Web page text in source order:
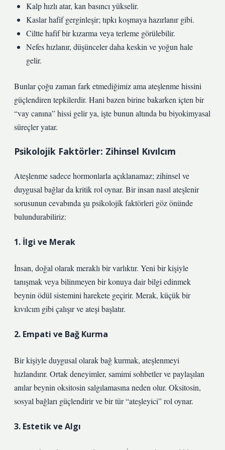
Kalp hızlı atar, kan basıncı yükselir.
Kaslar hafif gerginleşir; tıpkı koşmaya hazırlanır gibi.
Ciltte hafif bir kızarma veya terleme görülebilir.
Nefes hızlanır, düşünceler daha keskin ve yoğun hale
gelir.
Bunlar çoğu zaman fark etmediğimiz ama ateşlenme hissini
güçlendiren tepkilerdir. Hani bazen birine bakarken içten bir
“vay canına” hissi gelir ya, işte bunun altında bu biyokimyasal
süreçler yatar.
Psikolojik Faktörler: Zihinsel Kıvılcım
Ateşlenme sadece hormonlarla açıklanamaz; zihinsel ve
duygusal bağlar da kritik rol oynar. Bir insan nasıl ateşlenir
sorusunun cevabında şu psikolojik faktörleri göz önünde
bulundurabiliriz:
1. İlgi ve Merak
İnsan, doğal olarak meraklı bir varlıktır. Yeni bir kişiyle
tanışmak veya bilinmeyen bir konuya dair bilgi edinmek
beynin ödül sistemini harekete geçirir. Merak, küçük bir
kıvılcım gibi çalışır ve ateşi başlatır.
2. Empati ve Bağ Kurma
Bir kişiyle duygusal olarak bağ kurmak, ateşlenmeyi
hızlandırır. Ortak deneyimler, samimi sohbetler ve paylaşılan
anılar beynin oksitosin salgılamasına neden olur. Oksitosin,
sosyal bağları güçlendirir ve bir tür “ateşleyici” rol oynar.
3. Estetik ve Algı